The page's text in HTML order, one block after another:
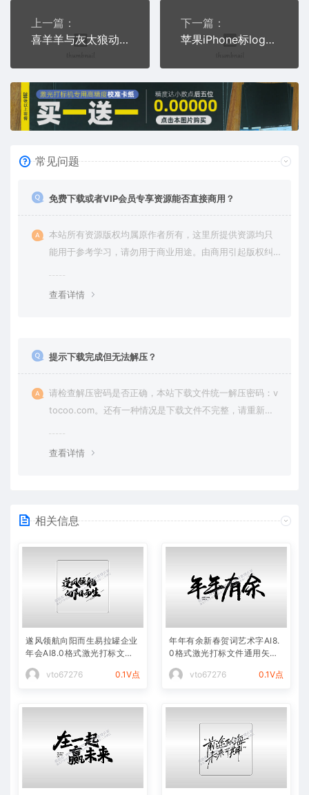
上一篇：
喜羊羊与灰太狼动画片羊村卡通人物雕刻激光打标文件通用位图
下一篇：
苹果iPhone标logo雕刻激光打标文件通用位图
常见问题
免费下载或者VIP会员专享资源能否直接商用？
本站所有资源版权均属原作者所有，这里所提供资源均只
能用于参考学习，请勿用于商业用途。由商用引起版权纠
查看详情
提示下载完成但无法解压？
请检查解压密码是否正确，本站下载文件统一解压密码：v
tocoo.com。还有一种情况是下载文件不完整，请重新下
查看详情
相关信息
遂风领航向阳而生易拉罐企业
年会AI8.0格式激光打标文件
vto67276
0.1V点
年年有余新春贺词艺术字AI8.
0格式激光打标文件通用矢量
vto67276
0.1V点